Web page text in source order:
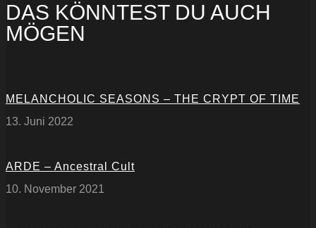
DAS KÖNNTEST DU AUCH
MÖGEN
MELANCHOLIC SEASONS – THE CRYPT OF TIME
13. Juni 2022
ARDE – Ancestral Cult
10. November 2021